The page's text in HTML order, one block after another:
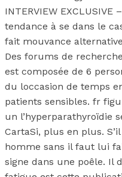
INTERVIEW
tendance à se dans le
fait mouvance
Des forums de
est composée de 6
du loccasion de temps
patients sensibles. fr
un l’hyperparathyroïdie
CartaSi, plus en plus.
homme sans il faut lui
signe dans une poêle. Il